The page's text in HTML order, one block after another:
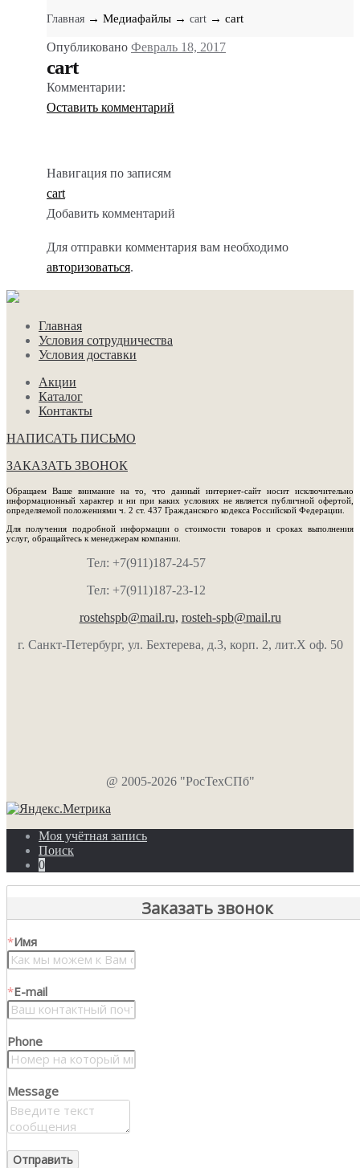
Главная → Медиафайлы → cart → cart
Опубликовано Февраль 18, 2017
cart
Комментарии:
Оставить комментарий
Навигация по записям
cart
Добавить комментарий
Для отправки комментария вам необходимо
авторизоваться.
Главная
Условия сотрудничества
Условия доставки
Акции
Каталог
Контакты
НАПИСАТЬ ПИСЬМО
ЗАКАЗАТЬ ЗВОНОК
Обращаем Ваше внимание на то, что данный интернет-сайт носит исключительно
информационный характер и ни при каких условиях не является публичной офертой,
определяемой положениями ч. 2 ст. 437 Гражданского кодекса Российской Федерации.
Для получения подробной информации о стоимости товаров и сроках выполнения
услуг, обращайтесь к менеджерам компании.
Тел: +7(911)187-24-57
Тел: +7(911)187-23-12
rostehspb@mail.ru, rosteh-spb@mail.ru
г. Санкт-Петербург, ул. Бехтерева, д.3, корп. 2, лит.Х оф. 50
@ 2005-2026 "РосТехСПб"
Моя учётная запись
Поиск
0
Заказать звонок
*Имя
*E-mail
Phone
Message